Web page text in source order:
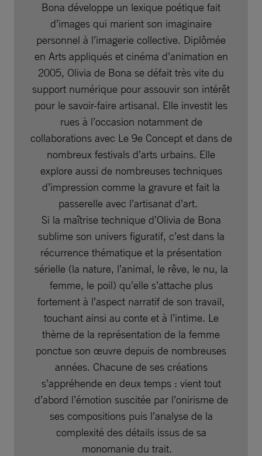
Bona développe un lexique poétique fait
d’images qui marient son imaginaire
personnel à l’imagerie collective. Diplômée
en Arts appliqués et cinéma d’animation en
2005, Olivia de Bona se défait très vite du
support numérique pour assouvir son intérêt
pour le savoir-faire artisanal. Elle investit les
rues à l’occasion notamment de
collaborations avec Le 9e Concept et dans de
nombreux festivals d’arts urbains. Elle
explore aussi de nombreuses techniques
d’impression comme la gravure et fait la
passerelle avec l’artisanat d’art.
Si la maîtrise technique d’Olivia de Bona
sublime son univers figuratif, c’est dans la
récurrence thématique et la présentation
sérielle (la nature, l’animal, le rêve, le nu, la
femme, le poil) qu’elle s’attache plus
fortement à l’aspect narratif de son travail,
touchant ainsi au conte et à l’intime. Le
thème de la représentation de la femme
ponctue son œuvre depuis de nombreuses
années. Chacune de ses créations
s’appréhende en deux temps : vient tout
d’abord l’émotion suscitée par l’onirisme de
ses compositions puis l’analyse de la
complexité des détails issus de sa
monomanie du trait.